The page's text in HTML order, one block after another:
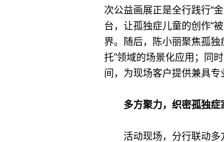
次公益画展正是全行践行“
台，让孤独症儿童的创作“
界。随后，陈小丽聚焦孤独
托”领域的场景化应用；同
间，为现场客户提供兼具专
多方聚力，织密孤独症
活动现场，分行联动多方